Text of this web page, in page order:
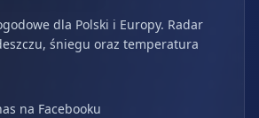
dla Polski i Europy. Radar
śniegu oraz temperatura
na Facebooku